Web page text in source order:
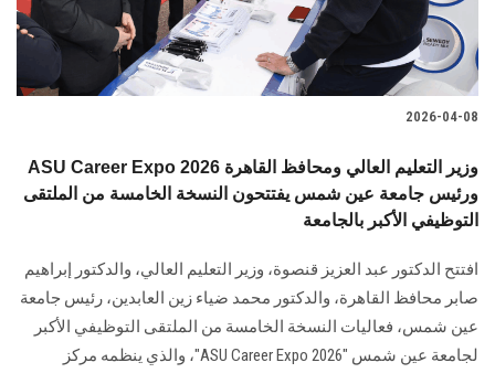
2026-04-08
ASU Career Expo 2026 وزير التعليم العالي ومحافظ القاهرة
ورئيس جامعة عين شمس يفتتحون النسخة الخامسة من الملتقى
التوظيفي الأكبر بالجامعة
افتتح الدكتور عبد العزيز قنصوة، وزير التعليم العالي، والدكتور إبراهيم
صابر محافظ القاهرة، والدكتور محمد ضياء زين العابدين، رئيس جامعة
عين شمس، فعاليات النسخة الخامسة من الملتقى التوظيفي الأكبر
لجامعة عين شمس "ASU Career Expo 2026"، والذي ينظمه مركز